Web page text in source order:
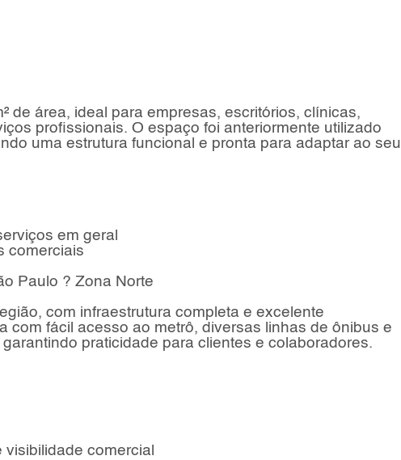
de área, ideal para empresas, escritórios, clínicas,
profissionais. O espaço foi anteriormente utilizado
uma estrutura funcional e pronta para adaptar ao seu
em geral
comerciais
Paulo ? Zona Norte
com infraestrutura completa e excelente
com fácil acesso ao metrô, diversas linhas de ônibus e
praticidade para clientes e colaboradores.
comercial